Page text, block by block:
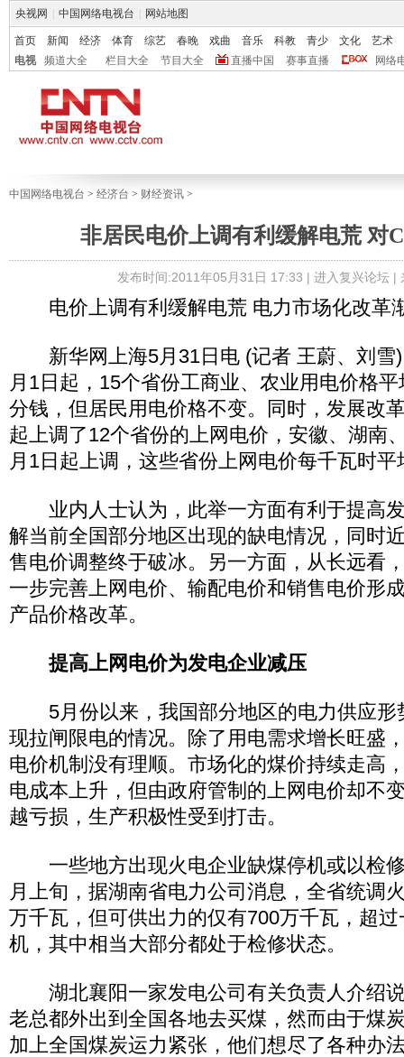
央视网 中国网络电视台 网站地图
首页 新闻 经济 体育 综艺 春晚 戏曲 音乐 科教 青少 文化
艺术
电视
频道大全 栏目大全 节目大全 直播中国 赛事直播 网络
中国网络电视台 > 经济台 > 财经资讯 >
非居民电价上调有利缓解电荒 对
发布时间:2011年05月31日 17:33 | 进入复兴论坛|
电价上调有利缓解电荒 电力市场化改革
新华网上海5月31日电 (记者 王蔚、刘雪)
月1日起，15个省份工商业、农业用电价格
分钱，但居民用电价格不变。同时，发展改
起上调了12个省份的上网电价，安徽、湖南
月1日起上调，这些省份上网电价每千瓦时
业内人士认为，此举一方面有利于提高
解当前全国部分地区出现的缺电情况，同时
售电价调整终于破冰。另一方面，从长远看
一步完善上网电价、输配电价和销售电价形
产品价格改革。
提高上网电价为发电企业减压
5月份以来，我国部分地区的电力供应形
现拉闸限电的情况。除了用电需求增长旺盛
电价机制没有理顺。市场化的煤价持续走高
电成本上升，但由政府管制的上网电价却不
越亏损，生产积极性受到打击。
一些地方出现火电企业缺煤停机或以检
月上旬，据湖南省电力公司消息，全省统调
万千瓦，但可供出力的仅有700万千瓦，超
机，其中相当大部分都处于检修状态。
湖北襄阳一家发电公司有关负责人介绍
老总都外出到全国各地去买煤，然而由于煤
加上全国煤炭运力紧张，他们想尽了各种办